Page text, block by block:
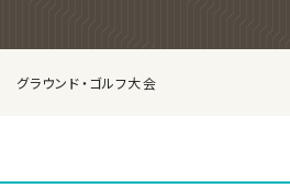
グラウンド・ゴルフ大会